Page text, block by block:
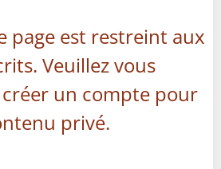
page est restreint aux
Veuillez vous
un compte pour
privé.